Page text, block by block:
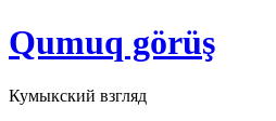
Qumuq görüş
Кумыкский взгляд